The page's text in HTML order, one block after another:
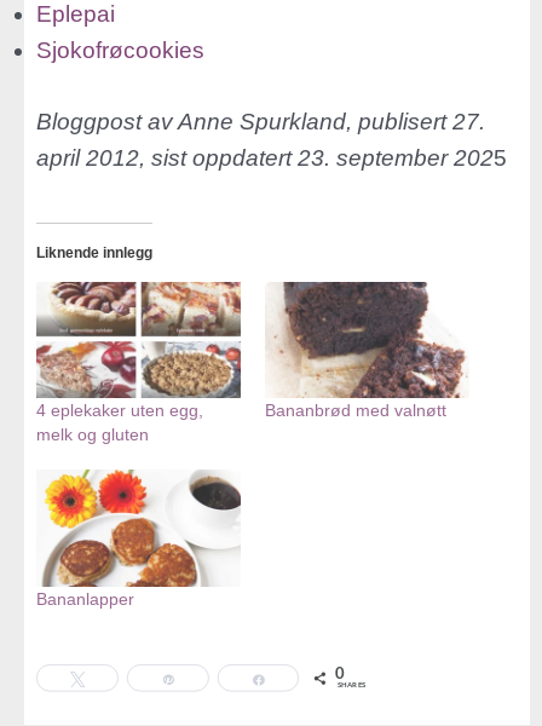
Eplepai
Sjokofrøcookies
Bloggpost av Anne Spurkland, publisert 27.
april 2012, sist oppdatert 23. september 2025
Liknende innlegg
4 eplekaker uten egg,
melk og gluten
Bananbrød med valnøtt
Bananlapper
0
SHARES